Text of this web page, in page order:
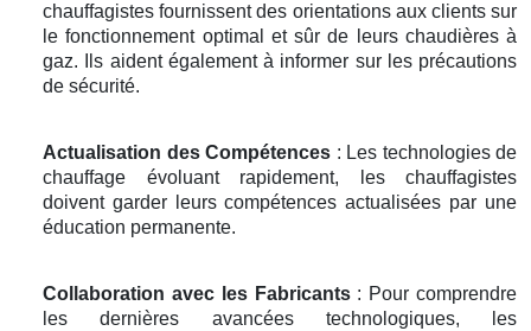
chauffagistes fournissent des orientations aux clients sur
le fonctionnement optimal et sûr de leurs chaudières à
gaz. Ils aident également à informer sur les précautions
de sécurité.
Actualisation des Compétences : Les technologies de
chauffage évoluant rapidement, les chauffagistes
doivent garder leurs compétences actualisées par une
éducation permanente.
Collaboration avec les Fabricants: Pour comprendre
les dernières avancées technologiques, les